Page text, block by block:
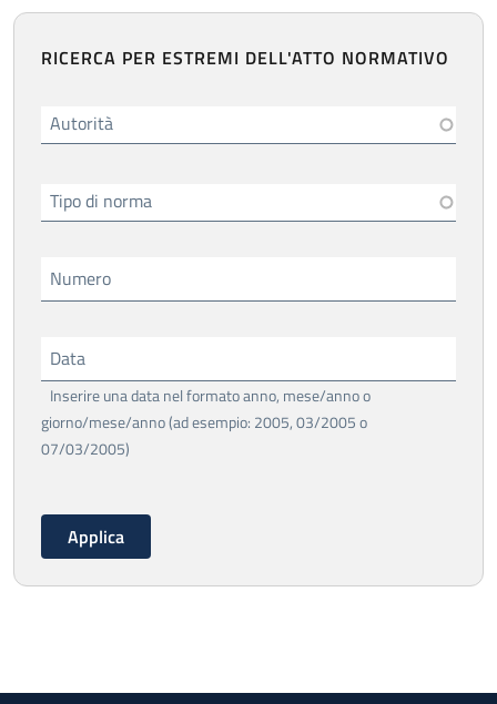
RICERCA PER ESTREMI DELL'ATTO NORMATIVO
Autorità
Tipo di norma
Numero
Data
Inserire una data nel formato anno, mese/anno o
giorno/mese/anno (ad esempio: 2005, 03/2005 o
07/03/2005)